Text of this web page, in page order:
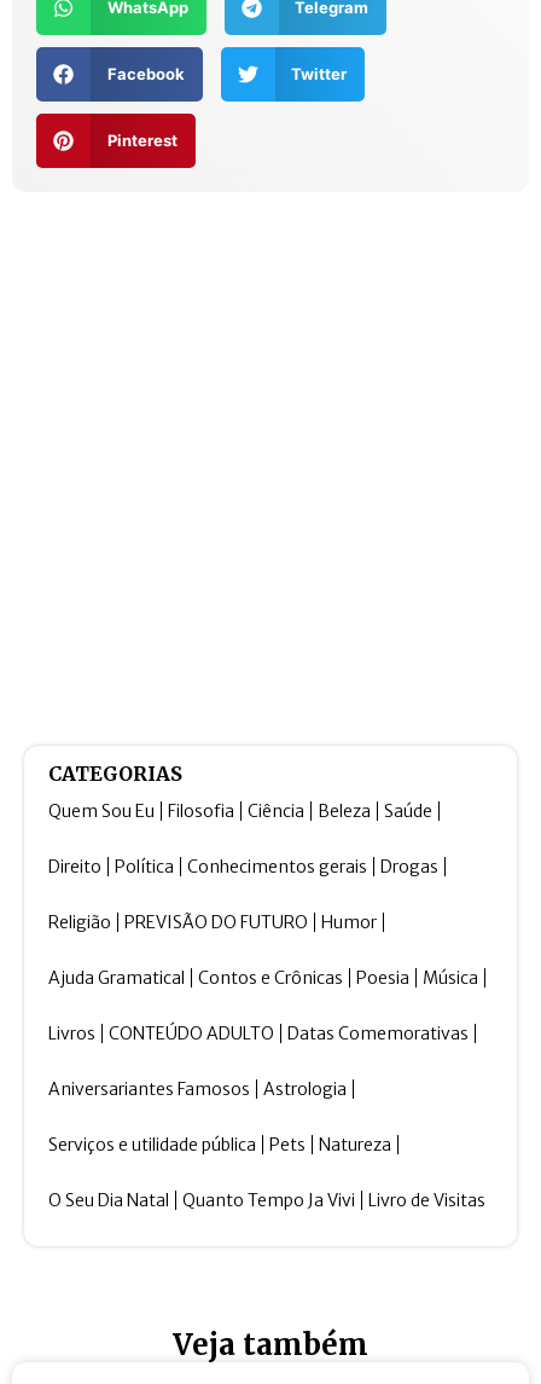
WhatsApp Telegram
Facebook Twitter
Pinterest
CATEGORIAS
Quem Sou Eu Filosofia Ciência Beleza Saúde
Direito Política Conhecimentos gerais Drogas
Religião PREVISÃO DO FUTURO Humor
Ajuda Gramatical Contos e Crônicas Poesia Música
Livros CONTEÚDO ADULTO Datas Comemorativas
Aniversariantes Famosos Astrologia
Serviços e utilidade pública Pets Natureza
O Seu Dia Natal Quanto Tempo Ja Vivi Livro de Visitas
Veja também